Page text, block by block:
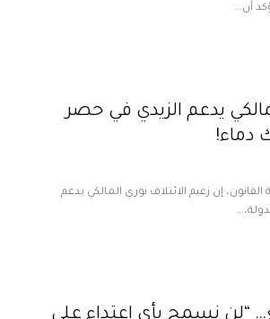
أن...
يدعم الزيدي في حصر
دماء!
إن زعيم الائتلاف نوري المالكي يدعم
“لن نسمح بأي اعتداء على